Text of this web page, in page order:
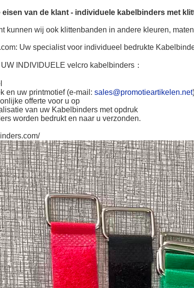
van de klant - individuele kabelbinders met
kunnen wij ook klittenbanden in andere kleuren,
Uw specialist voor individueel bedrukte
INDIVIDUELE velcro kabelbinders ：
en uw printmotief (e-mail:sales@promotieartikelen.net
offerte voor u op
van uw Kabelbinders met opdruk
worden bedrukt en naar u verzonden.